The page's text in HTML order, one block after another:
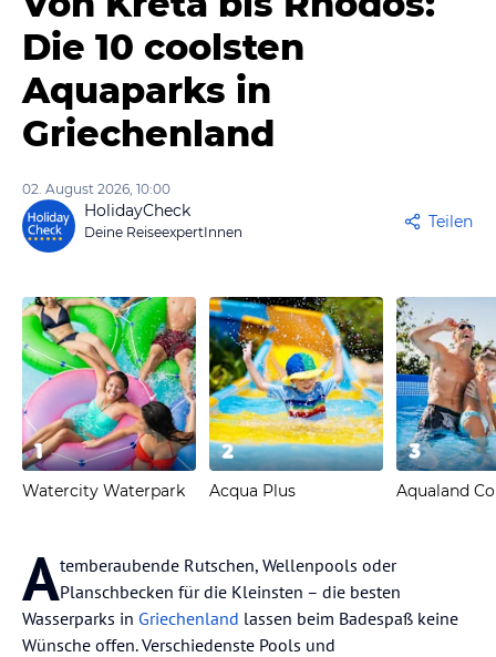
Die 10 coolsten
Aquaparks in
Griechenland
02. August 2026, 10:00
HolidayCheck
Deine ReiseexpertInnen
Teilen
1
Watercity Waterpark
2
Acqua Plus
3
Atemberaubende Rutschen, Wellenpools oder
Planschbecken für die Kleinsten – die besten
Wasserparks in Griechenland lassen beim Badespaß keine
Wünsche offen. Verschiedenste Pools und